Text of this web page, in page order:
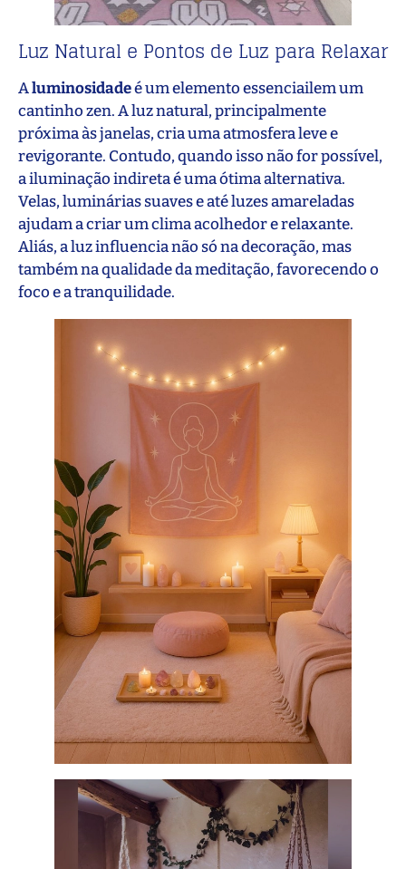
Luz Natural e Pontos de Luz para Relaxar
Aluminosidadeé um elemento essenciailem um
cantinho zen. A luz natural, principalmente
próxima às janelas, cria uma atmosfera leve e
revigorante. Contudo, quando isso não for possível,
a iluminação indireta é uma ótima alternativa.
Velas, luminárias suaves e até luzes amareladas
ajudam a criar um clima acolhedor e relaxante.
Aliás, a luz influencia não só na decoração, mas
também na qualidade da meditação, favorecendo o
foco e a tranquilidade.